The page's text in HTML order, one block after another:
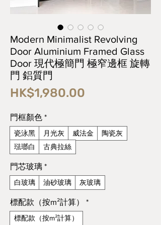
Modern Minimalist Revolving
Door Aluminium Framed Glass
Door 現代極簡門 極窄邊框 旋轉
門 鋁質門
HK$1,980.00
門框顏色 *
瓷泳黑 月光灰 威法金
陶瓷灰
琺瑯白
古典拉絲
門芯玻璃 *
白玻璃 油砂玻璃 灰玻璃
標配款（按m²計算） *
標配款（按m²計算）